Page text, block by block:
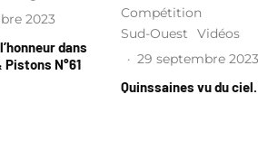
2023
dans
N°61
Compétition
Sud-Ouest
Vidéos
· 29 septembre 2023
Quinssaines vu du